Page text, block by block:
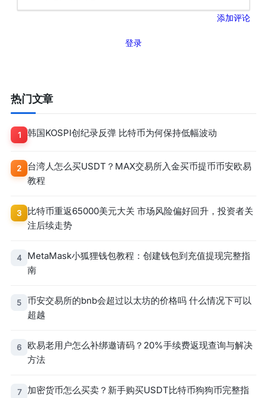
添加评论
登录
热门文章
1 韩国KOSPI创纪录反弹 比特币为何保持低幅波动
2
台湾人怎么买USDT？MAX交易所入金买币提币币安欧易
教程
3
比特币重返65000美元大关 市场风险偏好回升，投资者关
注后续走势
4
MetaMask小狐狸钱包教程：创建钱包到充值提现完整指
南
5
币安交易所的bnb会超过以太坊的价格吗 什么情况下可以
超越
6
欧易老用户怎么补绑邀请码？20%手续费返现查询与解决
方法
7
加密货币怎么买卖？新手购买USDT比特币狗狗币完整指